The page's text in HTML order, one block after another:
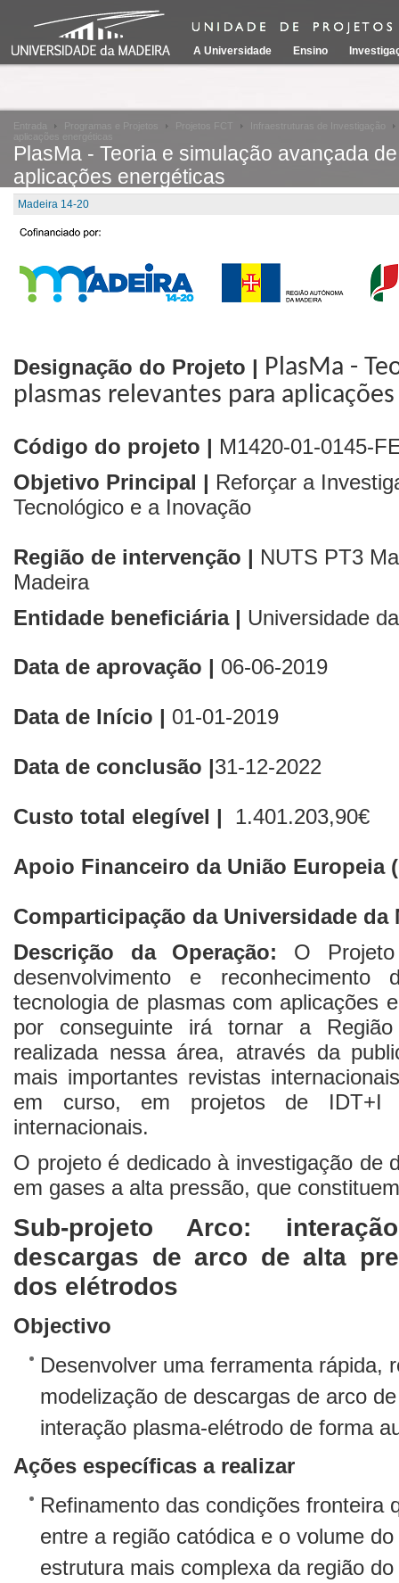
A Universidade Ensino
Entrada Programas e Projetos Projetos FCT
Infraestruturas de Investigação
aplicações energéticas
PlasMa - Teoria e simulação avançada
aplicações energéticas
Madeira 14-20
Designação do Projeto | PlasMa -
plasmas relevantes para
Código do projeto | M1420-01-0145-
Objetivo Principal | Reforçar a
Tecnológico e a Inovação
Região de intervenção | NUTS PT3
Madeira
Entidade beneficiária | Universidade
Data de aprovação | 06-06-2019
Data de Início | 01-01-2019
Data de conclusão |31-12-2022
Custo total elegível | 1.401.203,90€
Apoio Financeiro da União Europeia
Comparticipação da Universidade da
Descrição da Operação: O
desenvolvimento e
tecnologia de plasmas com aplicações
por conseguinte irá tornar a Região
realizada nessa área, através da
mais importantes revistas
em curso, em projetos de IDT+I
internacionais.
O projeto é dedicado à investigação de
em gases a alta pressão, que
Sub-projeto Arco:
descargas de arco de alta
dos elétrodos
Objectivo
Desenvolver uma ferramenta rápida,
modelização de descargas de arco
interação plasma-elétrodo de forma
Ações específicas a realizar
Refinamento das condições fronteira
entre a região catódica e o volume
estrutura mais complexa da região